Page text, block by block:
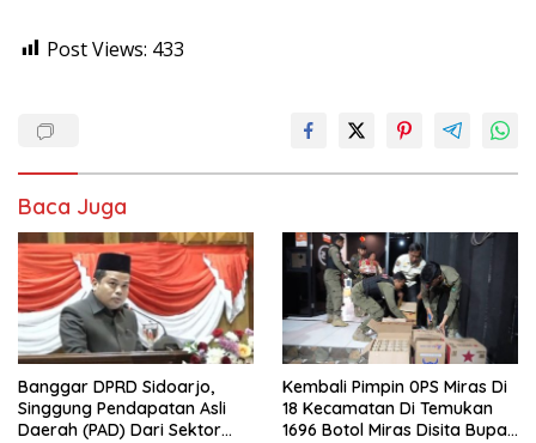
Post Views: 433
Baca Juga
Banggar DPRD Sidoarjo,
Singgung Pendapatan Asli
Daerah (PAD) Dari Sektor
Kembali Pimpin 0PS Miras Di
18 Kecamatan Di Temukan
1696 Botol Miras Disita Bupati